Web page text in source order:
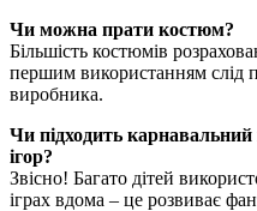
Чи можна прати костюм?
Більшість костюмів
першим використанням слід
виробника.
Чи підходить
ігор?
Звісно! Багато дітей
іграх вдома – це розвиває